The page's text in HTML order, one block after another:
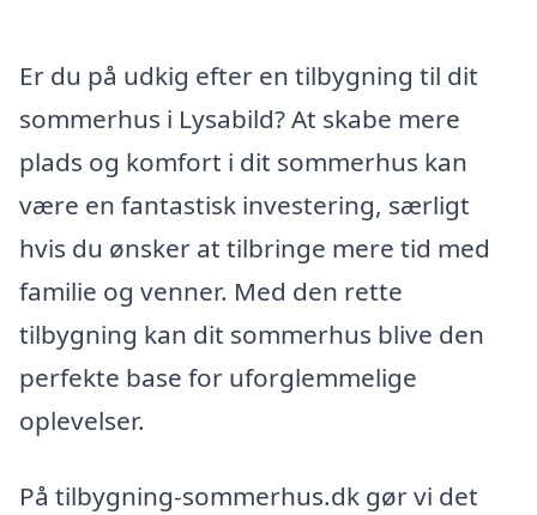
Er du på udkig efter en tilbygning til dit
sommerhus i Lysabild? At skabe mere
plads og komfort i dit sommerhus kan
være en fantastisk investering, særligt
hvis du ønsker at tilbringe mere tid med
familie og venner. Med den rette
tilbygning kan dit sommerhus blive den
perfekte base for uforglemmelige
oplevelser.
På tilbygning-sommerhus.dk gør vi det